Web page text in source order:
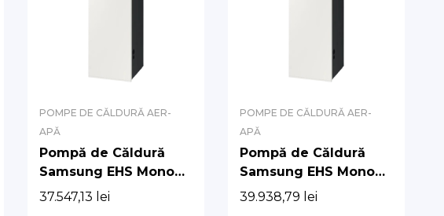
POMPE DE CĂLDURĂ AER-
APĂ
Pompă de Căldură
Samsung EHS Mono
R290 cu Hydro Unit
37.547,13 lei
POMPE DE CĂLDURĂ AER-
APĂ
Pompă de Căldură
Samsung EHS Mono
R290 cu Hydro Unit
39.938,79 lei